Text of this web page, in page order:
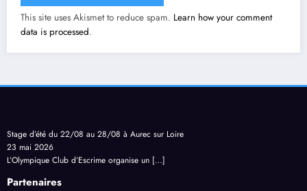
This site uses Akismet to reduce spam. Learn how your comment
data is processed.
Stage d’été du 22/08 au 28/08 à Aurec sur Loire
23 mai 2026
L’Olympique Club d’Escrime organise un […]
Partenaires